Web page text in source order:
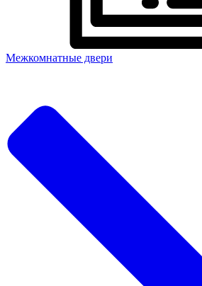
Межкомнатные двери